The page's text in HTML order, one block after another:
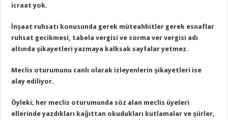
icraat yok.
İnşaat ruhsatı konusunda gerek müteahhitler gerek esnaflar
ruhsat gecikmesi, tabela vergisi ve sorma ver vergisi adı
altında şikayetleri yazmaya kalksak sayfalar yetmez.
Meclis oturumunu canlı olarak izleyenlerin şikayetleri ise
alay ediliyor.
Öyleki; her meclis oturumunda söz alan meclis üyeleri
ellerinde yazdıkları kağıttan okudukları kutlamalar ve şiirler,